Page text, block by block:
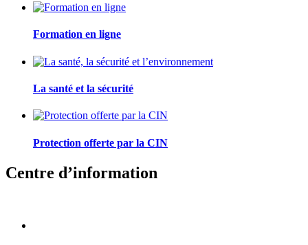
Formation en ligne
La santé et la sécurité
Protection offerte par la CIN
Centre d’information